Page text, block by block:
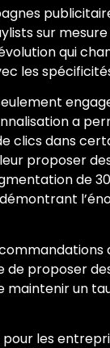
sur
qui
les
a
clics dans
proposer
de
proposer
un
les